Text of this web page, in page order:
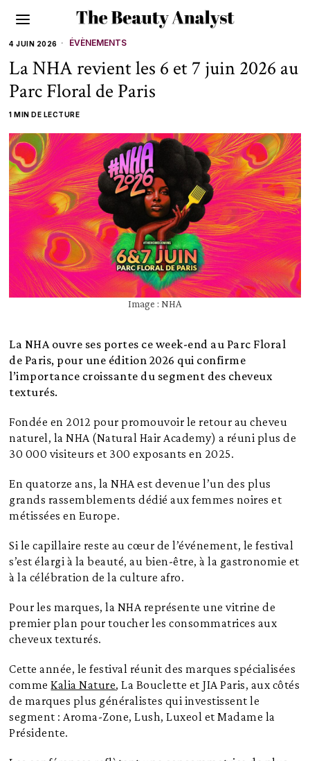
4 JUIN 2026 ÉVÈNEMENTS
La NHA revient les 6 et 7 juin 2026 au
Parc Floral de Paris
1 MIN DE LECTURE
Image : NHA
La NHA ouvre ses portes ce week-end au Parc Floral
de Paris, pour une édition 2026 qui confirme
l’importance croissante du segment des cheveux
texturés.
Fondée en 2012 pour promouvoir le retour au cheveu
naturel, la NHA (Natural Hair Academy) a réuni plus de
30 000 visiteurs et 300 exposants en 2025.
En quatorze ans, la NHA est devenue l’un des plus
grands rassemblements dédié aux femmes noires et
métissées en Europe.
Si le capillaire reste au cœur de l’événement, le festival
s’est élargi à la beauté, au bien-être, à la gastronomie et
à la célébration de la culture afro.
Pour les marques, la NHA représente une vitrine de
premier plan pour toucher les consommatrices aux
cheveux texturés.
Cette année, le festival réunit des marques spécialisées
commeKalia Nature, La Bouclette et JIA Paris, aux côtés
de marques plus généralistes qui investissent le
segment : Aroma-Zone, Lush, Luxeol et Madame la
Présidente.